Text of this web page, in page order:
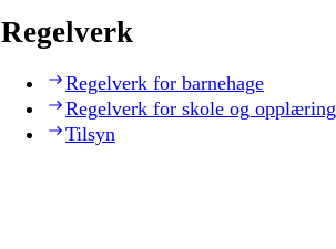
Regelverk
Regelverk for barnehage
Regelverk for skole og opplæring
Tilsyn